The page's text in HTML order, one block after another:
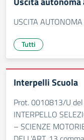
USCITA
Tutti
Interpelli Scuola
Prot. 0010813/U
INTERPELLO
– SCIENZE